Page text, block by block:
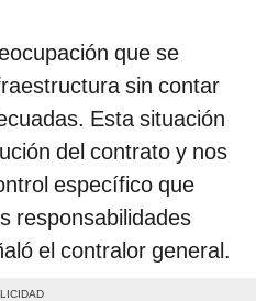
que se
sin contar
Esta situación
del contrato y nos
específico que
responsabilidades
el contralor general.